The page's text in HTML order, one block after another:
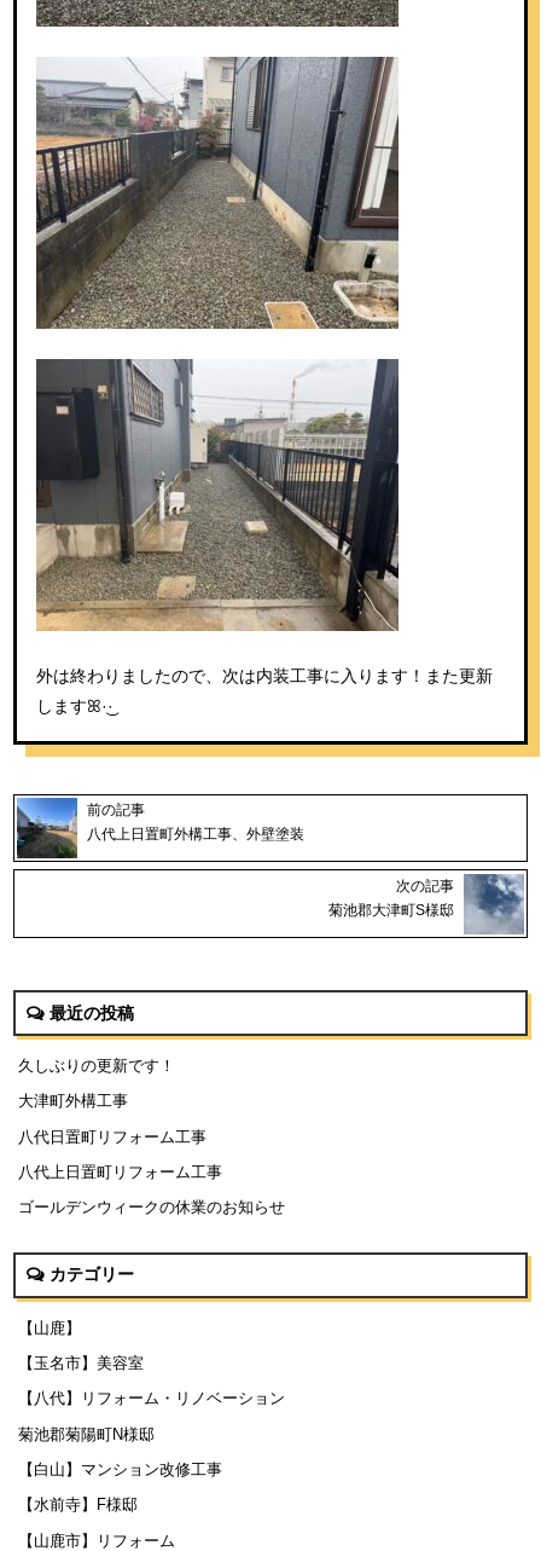
外は終わりましたので、次は内装工事に入ります！また更新
しますꕤ︎︎·͜·
前の記事
八代上日置町外構工事、外壁塗装
次の記事
菊池郡大津町S様邸
最近の投稿
久しぶりの更新です！
大津町外構工事
八代日置町リフォーム工事
八代上日置町リフォーム工事
ゴールデンウィークの休業のお知らせ
カテゴリー
【山鹿】
【玉名市】美容室
【八代】リフォーム・リノベーション
菊池郡菊陽町N様邸
【白山】マンション改修工事
【水前寺】F様邸
【山鹿市】リフォーム